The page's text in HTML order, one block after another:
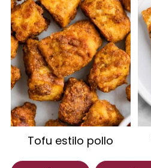
Tofu estilo pollo